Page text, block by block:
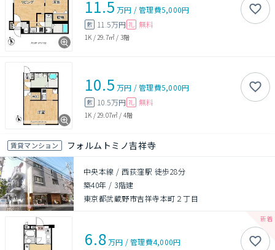
11.5 万円 /管理費5,000円
敷 11.5万円 礼 無料
1K / 29.7㎡ / 3階
10.5 万円 /管理費5,000円
敷 10.5万円 礼 無料
1K / 29.07㎡ / 4階
賃貸マンション フォルムトミノ吉祥寺
中央本線 / 西荻窪駅 徒歩28分
築40年 / 3階建
東京都武蔵野市吉祥寺本町２丁目
6.8万円 /管理費4,000円